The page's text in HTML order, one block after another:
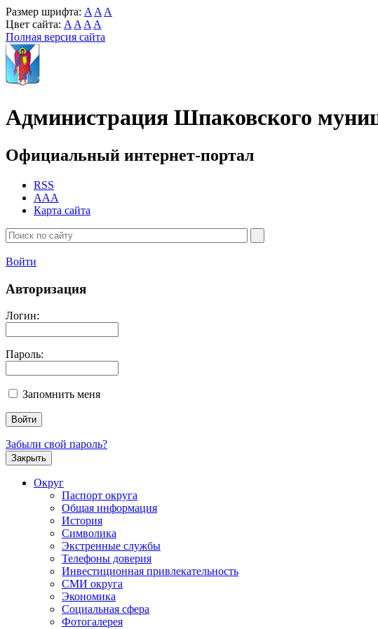
Размер шрифта: A A A
Цвет сайта: A A A A
Полная версия сайта
Администрация Шпаковского
Официальный интернет-портал
RSS
AAA
Карта сайта
Войти
Авторизация
Логин:
Пароль:
Запомнить меня
Забыли свой пароль?
Закрыть
Округ
Паспорт округа
Общая информация
История
Символика
Экстренные службы
Телефоны доверия
Инвестиционная привлекательность
СМИ округа
Экономика
Социальная сфера
Фотогалерея